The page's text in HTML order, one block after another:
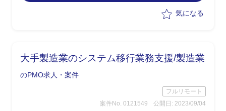
気になる
大手製造業のシステム移行業務支援/製造業
のPMO求人・案件
フルリモート
案件No. 0121549
公開日: 2023/09/04